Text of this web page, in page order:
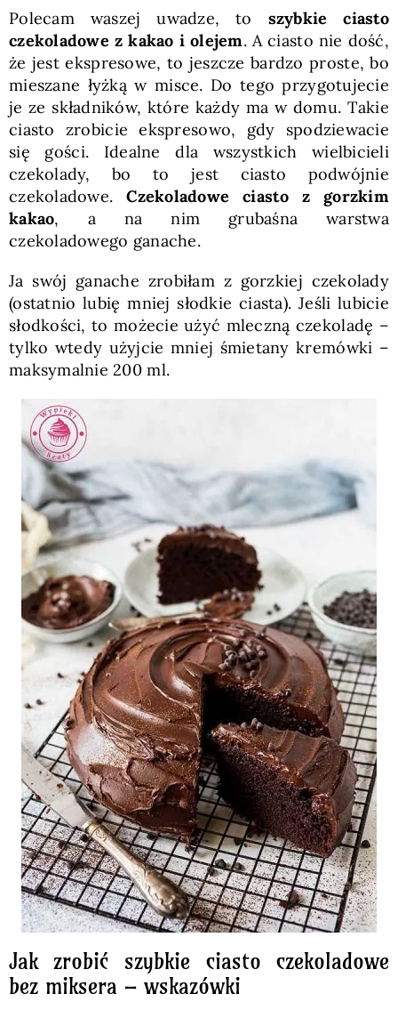
Polecam waszej uwadze, to szybkie ciasto
czekoladowe z kakao i olejem. A ciasto nie dość,
że jest ekspresowe, to jeszcze bardzo proste, bo
mieszane łyżką w misce. Do tego przygotujecie
je ze składników, które każdy ma w domu. Takie
ciasto zrobicie ekspresowo, gdy spodziewacie
się gości. Idealne dla wszystkich wielbicieli
czekolady, bo to jest ciasto podwójnie
czekoladowe.Czekoladowe ciasto z gorzkim
kakao, a na nim grubaśna warstwa
czekoladowego ganache.
Ja swój ganache zrobiłam z gorzkiej czekolady
(ostatnio lubię mniej słodkie ciasta). Jeśli lubicie
słodkości, to możecie użyć mleczną czekoladę –
tylko wtedy użyjcie mniej śmietany kremówki –
maksymalnie 200 ml.
Jak zrobić szybkie ciasto czekoladowe
bez miksera – wskazówki